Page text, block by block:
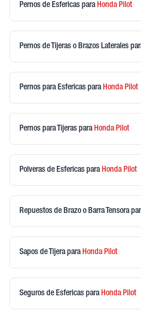
Pernos de Esfericas para HondaPilot
Pernos de Tijeras o Brazos Laterales
Pernos para Esfericas para HondaPilot
Pernos para Tijeras para HondaPilot
Polveras de Esfericas para HondaPilot
Repuestos de Brazo o Barra Tensora
Sapos de Tijerapara HondaPilot
Seguros de Esfericas para HondaPilot